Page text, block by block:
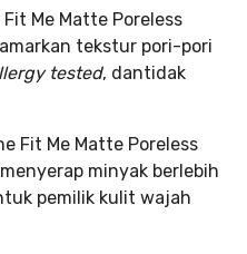
Me Matte Poreless
tekstur pori-pori
tested, dantidak
Fit Me Matte Poreless
minyak berlebih
pemilik kulit wajah